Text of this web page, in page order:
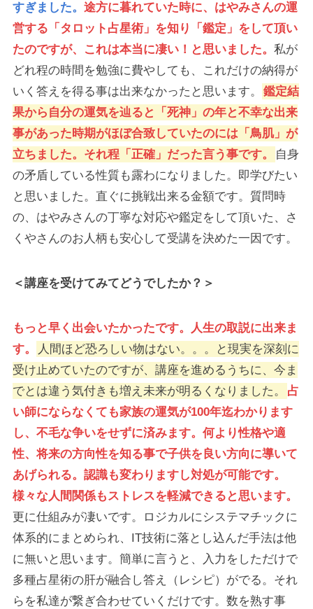
すぎました。 途方に暮れていた時に、はやみさんの運
営する「タロット占星術」を知り「鑑定」をして頂い
たのですが、これは本当に凄い！と思いました。 私が
どれ程の時間を勉強に費やしても、これだけの納得が
いく答えを得る事は出来なかったと思います。
鑑定結
果から自分の運気を辿ると「死神」の年と不幸な出来
事があった時期がほぼ合致していたのには「鳥肌」が
立ちました。それ程「正確」だった言う事です。
自身
の矛盾している性質も露わになりました。即学びたい
と思いました。直ぐに挑戦出来る金額です。質問時
の、はやみさんの丁寧な対応や鑑定をして頂いた、さ
くやさんのお人柄も安心して受講を決めた一因です。
＜講座を受けてみてどうでしたか？＞
もっと早く出会いたかったです。人生の取説に出来ま
す。
人間ほど恐ろしい物はない。。。と現実を深刻に
受け止めていたのですが、講座を進めるうちに、今ま
でとは違う気付きも増え未来が明るくなりました。
占
い師にならなくても家族の運気が100年迄わかります
し、不毛な争いをせずに済みます。何より性格や適
性、将来の方向性を知る事で子供を良い方向に導いて
あげられる。認識も変わりますし対処が可能です。
様々な人間関係もストレスを軽減できると思います。
更に仕組みが凄いです。ロジカルにシステマチックに
体系的にまとめられ、IT技術に落とし込んだ手法は他
に無いと思います。簡単に言うと、入力をしただけで
多種占星術の肝が融合し答え（レシピ）がでる。それ
らを私達が繋ぎ合わせていくだけです。数を熟す事